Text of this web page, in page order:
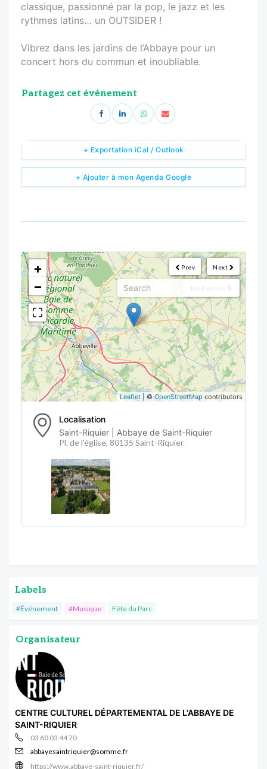
classique, passionné par la pop, le jazz et les
rythmes latins… un OUTSIDER !
Vibrez dans les jardins de l’Abbaye pour un
concert hors du commun et inoubliable.
Partagez cet événement
+ Ajouter à mon Agenda Google
+ Exportation iCal / Outlook
Next
Prev
My Position
<!---->
+
−
Leaflet | © OpenStreetMap contributors
Localisation
Saint-Riquier | Abbaye de Saint-Riquier
Pl. de l'église, 80135 Saint-Riquier
Labels
#Événement #Musique Fête du Parc
Organisateur
CENTRE CULTUREL DÉPARTEMENTAL DE L'ABBAYE DE
SAINT-RIQUIER
03 60 03 44 70
abbayesaintriquier@somme.fr
https://www.abbaye-saint-riquier.fr/